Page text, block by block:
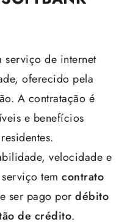
serviço de internet
oferecido pela
A contratação é
e benefícios
velocidade e
tem contrato
ser pago por débito
de crédito.